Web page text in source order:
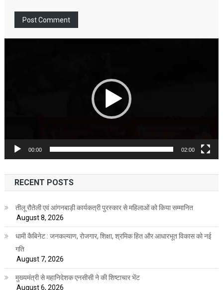
00:00 02:00
RECENT POSTS
तीलू रौतेली एवं आंगनबाड़ी कार्यकत्री पुरस्कार से महिलाओं को किया सम्मानित
August 8, 2026
धामी कैबिनेट : जनकल्याण, रोजगार, शिक्षा, श्रमिक हित और आधारभूत विकास को नई
गति
August 7, 2026
मुख्यमंत्री से महानिदेशक एनसीसी ने की शिष्टाचार भेंट
August 6, 2026